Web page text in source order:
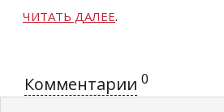
ЧИТАТЬ ДАЛЕЕ.
Комментарии 0